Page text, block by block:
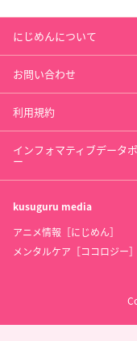
にじめんについて
お問い合わせ
利用規約
インフォマティブデータ
ー
kusuguru media
アニメ情報［にじめん］
メンタルケア［ココロジー］